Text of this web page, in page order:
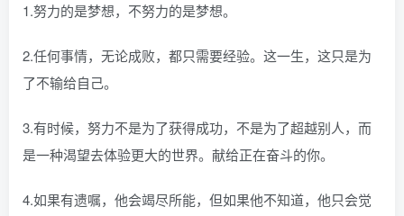
1.努力的是梦想，不努力的是梦想。
2.任何事情，无论成败，都只需要经验。这一生，这只是为
了不输给自己。
3.有时候，努力不是为了获得成功，不是为了超越别人，而
是一种渴望去体验更大的世界。献给正在奋斗的你。
4.如果有遗嘱，他会竭尽所能，但如果他不知道，他只会觉